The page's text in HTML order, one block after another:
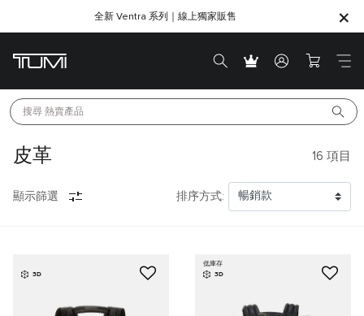
SHOP GIFTS
SHOP GIFTS
全新 Ventra 系列｜線上獨家販售
搜尋 熱賣產品
皮革 16 項目
顯示篩選 排序方式:
3D
低庫存
3D